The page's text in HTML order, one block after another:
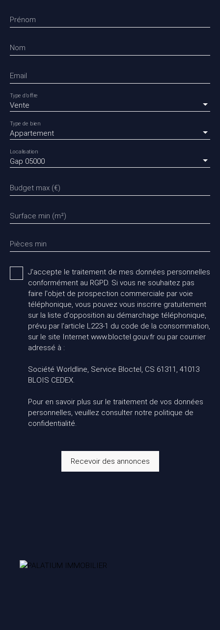
Prénom
Nom
Email
Vente
Type d'offre
Appartement
Type de bien
Gap 05000
Localisation
Budget max (€)
Surface min (m²)
Pièces min
J'accepte le traitement de mes données personnelles
conformément au RGPD. Si vous ne souhaitez pas
faire l'objet de prospection commerciale par voie
téléphonique, vous pouvez vous inscrire gratuitement
sur la liste d'opposition au démarchage téléphonique,
prévu par l'article L223-1 du code de la consommation,
sur le site Internet www.bloctel.gouv.fr ou par courrier
adressé à :
Société Worldline, Service Bloctel, CS 61311, 41013
BLOIS CEDEX.
Pour en savoir plus sur le traitement de vos données
personnelles, veuillez consulter notre politique de
confidentialité.
Recevoir des annonces